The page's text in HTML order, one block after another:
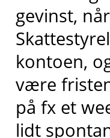
gevinst,
kontoen,
være
på fx et
lidt